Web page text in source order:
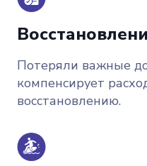
Потеряли важные
компенсирует
восстановлению.